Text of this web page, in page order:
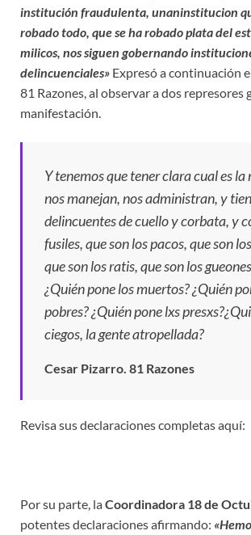
institución fraudulenta, unaninstitucion
robado todo, que se ha robado plata del
milicos, nos siguen gobernando
delincuenciales» Expresó a continuación
81 Razones, al observar a dos represores
manifestación.
Y tenemos que tener clara cual es la
nos manejan, nos administran, y
delincuentes de cuello y corbata, y
fusiles, que son los pacos, que son
que son los ratis, que son los
¿Quién pone los muertos? ¿Quién
pobres? ¿Quién pone lxs
ciegos, la gente atropellada?
Cesar Pizarro. 81 Razones
Revisa sus declaraciones completas aquí:
Por su parte, laCoordinadora 18 de
potentes declaraciones afirmando: